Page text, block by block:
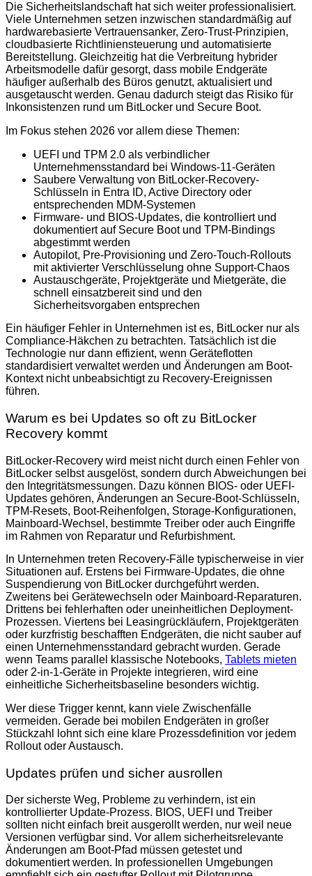
Die Sicherheitslandschaft hat sich weiter professionalisiert.
Viele Unternehmen setzen inzwischen standardmäßig auf
hardwarebasierte Vertrauensanker, Zero-Trust-Prinzipien,
cloudbasierte Richtliniensteuerung und automatisierte
Bereitstellung. Gleichzeitig hat die Verbreitung hybrider
Arbeitsmodelle dafür gesorgt, dass mobile Endgeräte
häufiger außerhalb des Büros genutzt, aktualisiert und
ausgetauscht werden. Genau dadurch steigt das Risiko für
Inkonsistenzen rund um BitLocker und Secure Boot.
Im Fokus stehen 2026 vor allem diese Themen:
UEFI und TPM 2.0 als verbindlicher
Unternehmensstandard bei Windows-11-Geräten
Saubere Verwaltung von BitLocker-Recovery-
Schlüsseln in Entra ID, Active Directory oder
entsprechenden MDM-Systemen
Firmware- und BIOS-Updates, die kontrolliert und
dokumentiert auf Secure Boot und TPM-Bindings
abgestimmt werden
Autopilot, Pre-Provisioning und Zero-Touch-Rollouts
mit aktivierter Verschlüsselung ohne Support-Chaos
Austauschgeräte, Projektgeräte und Mietgeräte, die
schnell einsatzbereit sind und den
Sicherheitsvorgaben entsprechen
Ein häufiger Fehler in Unternehmen ist es, BitLocker nur als
Compliance-Häkchen zu betrachten. Tatsächlich ist die
Technologie nur dann effizient, wenn Geräteflotten
standardisiert verwaltet werden und Änderungen am Boot-
Kontext nicht unbeabsichtigt zu Recovery-Ereignissen
führen.
Warum es bei Updates so oft zu BitLocker
Recovery kommt
BitLocker-Recovery wird meist nicht durch einen Fehler von
BitLocker selbst ausgelöst, sondern durch Abweichungen bei
den Integritätsmessungen. Dazu können BIOS- oder UEFI-
Updates gehören, Änderungen an Secure-Boot-Schlüsseln,
TPM-Resets, Boot-Reihenfolgen, Storage-Konfigurationen,
Mainboard-Wechsel, bestimmte Treiber oder auch Eingriffe
im Rahmen von Reparatur und Refurbishment.
In Unternehmen treten Recovery-Fälle typischerweise in vier
Situationen auf. Erstens bei Firmware-Updates, die ohne
Suspendierung von BitLocker durchgeführt werden.
Zweitens bei Gerätewechseln oder Mainboard-Reparaturen.
Drittens bei fehlerhaften oder uneinheitlichen Deployment-
Prozessen. Viertens bei Leasingrückläufern, Projektgeräten
oder kurzfristig beschafften Endgeräten, die nicht sauber auf
einen Unternehmensstandard gebracht wurden. Gerade
wenn Teams parallel klassische Notebooks, Tablets mieten
oder 2-in-1-Geräte in Projekte integrieren, wird eine
einheitliche Sicherheitsbaseline besonders wichtig.
Wer diese Trigger kennt, kann viele Zwischenfälle
vermeiden. Gerade bei mobilen Endgeräten in großer
Stückzahl lohnt sich eine klare Prozessdefinition vor jedem
Rollout oder Austausch.
Updates prüfen und sicher ausrollen
Der sicherste Weg, Probleme zu verhindern, ist ein
kontrollierter Update-Prozess. BIOS, UEFI und Treiber
sollten nicht einfach breit ausgerollt werden, nur weil neue
Versionen verfügbar sind. Vor allem sicherheitsrelevante
Änderungen am Boot-Pfad müssen getestet und
dokumentiert werden. In professionellen Umgebungen